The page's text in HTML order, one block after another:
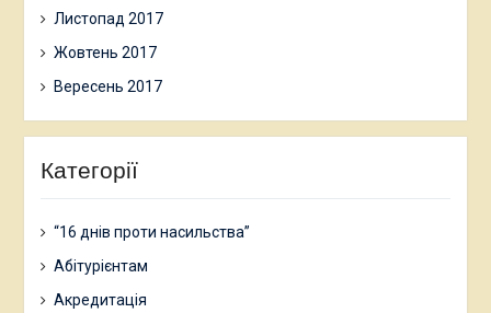
Листопад 2017
Жовтень 2017
Вересень 2017
Категорії
“16 днів проти насильства”
Абітурієнтам
Акредитація